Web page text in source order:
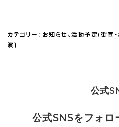
カテゴリー: お知らせ、活動予定(街宣・
演)
公式
公式SNSをフォロ